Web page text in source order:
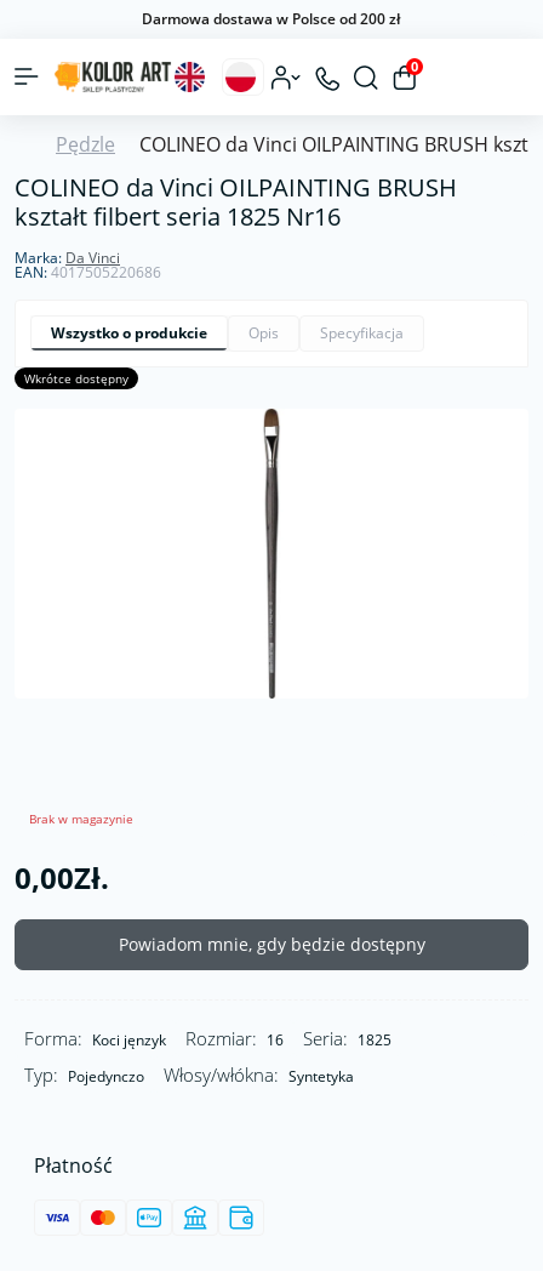
Darmowa dostawa w Polsce od 200 zł
0
Pędzle COLINEO da Vinci OILPAINTING BRUSH
COLINEO da Vinci OILPAINTING BRUSH
kształt filbert seria 1825 Nr16
Marka: Da Vinci
EAN:4017505220686
Wszystko o produkcie Opis Specyfikacja
Wkrótce dostępny
Brak w magazynie
0,00Zł.
Powiadom mnie, gdy będzie dostępny
Forma: Koci jęnzyk Rozmiar: 16 Seria: 1825
Typ: Pojedynczo Włosy/włókna: Syntetyka
Płatność